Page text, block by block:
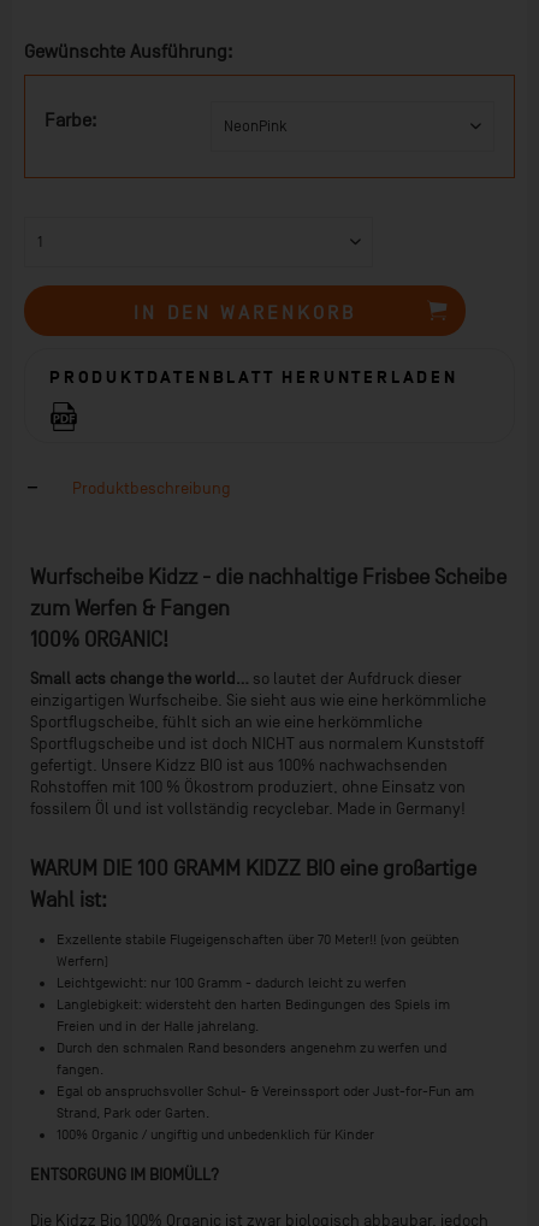
Gewünschte Ausführung:
Farbe:
IN DEN WARENKORB
PRODUKTDATENBLATT HERUNTERLADEN
Produktbeschreibung
Wurfscheibe Kidzz - die nachhaltige Frisbee Scheibe
zum Werfen & Fangen
100% ORGANIC!
Small acts change the world... so lautet der Aufdruck dieser
einzigartigen Wurfscheibe. Sie sieht aus wie eine herkömmliche
Sportflugscheibe, fühlt sich an wie eine herkömmliche
Sportflugscheibe und ist doch NICHT aus normalem Kunststoff
gefertigt. Unsere Kidzz BIO ist aus 100% nachwachsenden
Rohstoffen mit 100 % Ökostrom produziert, ohne Einsatz von
fossilem Öl und ist vollständig recyclebar. Made in Germany!
WARUM DIE 100 GRAMM KIDZZ BIO eine großartige
Wahl ist:
Exzellente stabile Flugeigenschaften über 70 Meter!! (von geübten
Werfern)
Leichtgewicht: nur 100 Gramm - dadurch leicht zu werfen
Langlebigkeit: widersteht den harten Bedingungen des Spiels im
Freien und in der Halle jahrelang.
Durch den schmalen Rand besonders angenehm zu werfen und
fangen.
Egal ob anspruchsvoller Schul- & Vereinssport oder Just-for-Fun am
Strand, Park oder Garten.
100% Organic / ungiftig und unbedenklich für Kinder
ENTSORGUNG IM BIOMÜLL?
Die Kidzz Bio 100% Organic ist zwar biologisch abbaubar, jedoch